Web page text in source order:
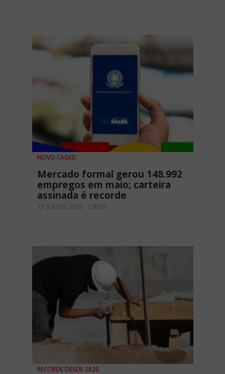
NOVO CAGED
Mercado formal gerou 148.992
empregos em maio; carteira
assinada é recorde
01 JULHO, 2025 - 13H35
RECORDE DESDE 2020